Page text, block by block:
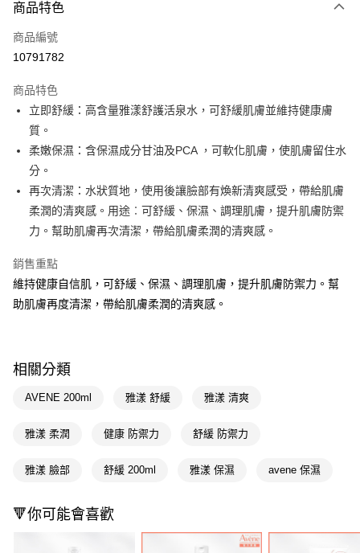
POYA支付
信用卡一次付款
LINE Pay
Apple Pay
街口支付
悠遊付
Google Pay
【關於「AFTEE先享後付」】
AFTEE先享後付是「在收到商品之後才付款」的支付方式。 讓您購物簡單
３．安心：先確認商品／服務後，再付款。
【「AFTEE先享後付」結帳流程】
２．訂單成立數日內，您將收到繳費通知簡訊。
ATM／網路銀行／等多元方式進行付款，方視為交易完成。
後付繳納相關費用。
※ 交易是否成功請以「AFTEE先享後付 」之結帳頁面顯示為準，若有關於
是否繳費成功／繳費後需取消欲退款等相關疑問，請聯繫「AFTEE先享後付
即享券
全家取貨付款
每筆NT$65，滿NT$390(含以上)免運費
萊爾富取貨付款
付款後萊爾富取貨
每筆NT$65，滿NT$490(含以上)免運費
商品特色
商品編號
10791782
商品特色
立即舒緩：高含量雅漾舒護活泉水，可舒緩肌膚並維持健康膚
質。
柔嫩保濕：含保濕成分甘油及PCA ，可軟化肌膚，使肌膚留住水
分。
再次清潔：水狀質地，使用後讓臉部有煥新清爽感受，帶給肌膚
柔潤的清爽感。用途︰可舒緩、保濕、調理肌膚，提升肌膚防禦
力。幫助肌膚再次清潔，帶給肌膚柔潤的清爽感。
銷售重點
維持健康自信肌，可舒緩、保濕、調理肌膚，提升肌膚防禦力。幫
助肌膚再度清潔，帶給肌膚柔潤的清爽感。
相關分類
AVENE 200ml 雅漾 舒緩 雅漾 清爽
雅漾 柔潤 健康 防禦力 舒緩 防禦力
雅漾 臉部 舒緩 200ml 雅漾 保濕 avene 保濕
🔻你可能會喜歡